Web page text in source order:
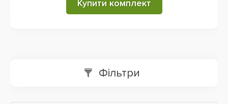
Купити комплект
Фільтри